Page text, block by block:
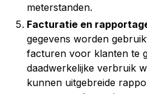
meterstanden.
Facturatie en
gegevens worden
facturen voor klanten te
daadwerkelijke verbruik
kunnen uitgebreide